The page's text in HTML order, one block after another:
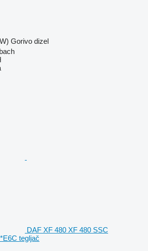
Gorivo dizel
DAF XF 480 XF 480 SSC
tegljač